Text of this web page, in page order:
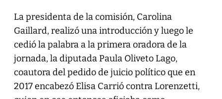
La presidenta de la comisión, Carolina
Gaillard, realizó una introducción y luego le
cedió la palabra a la primera oradora de la
jornada, la diputada Paula Oliveto Lago,
coautora del pedido de juicio político que en
2017 encabezó Elisa Carrió contra Lorenzetti,